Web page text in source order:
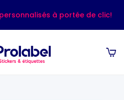
à portée de clic!